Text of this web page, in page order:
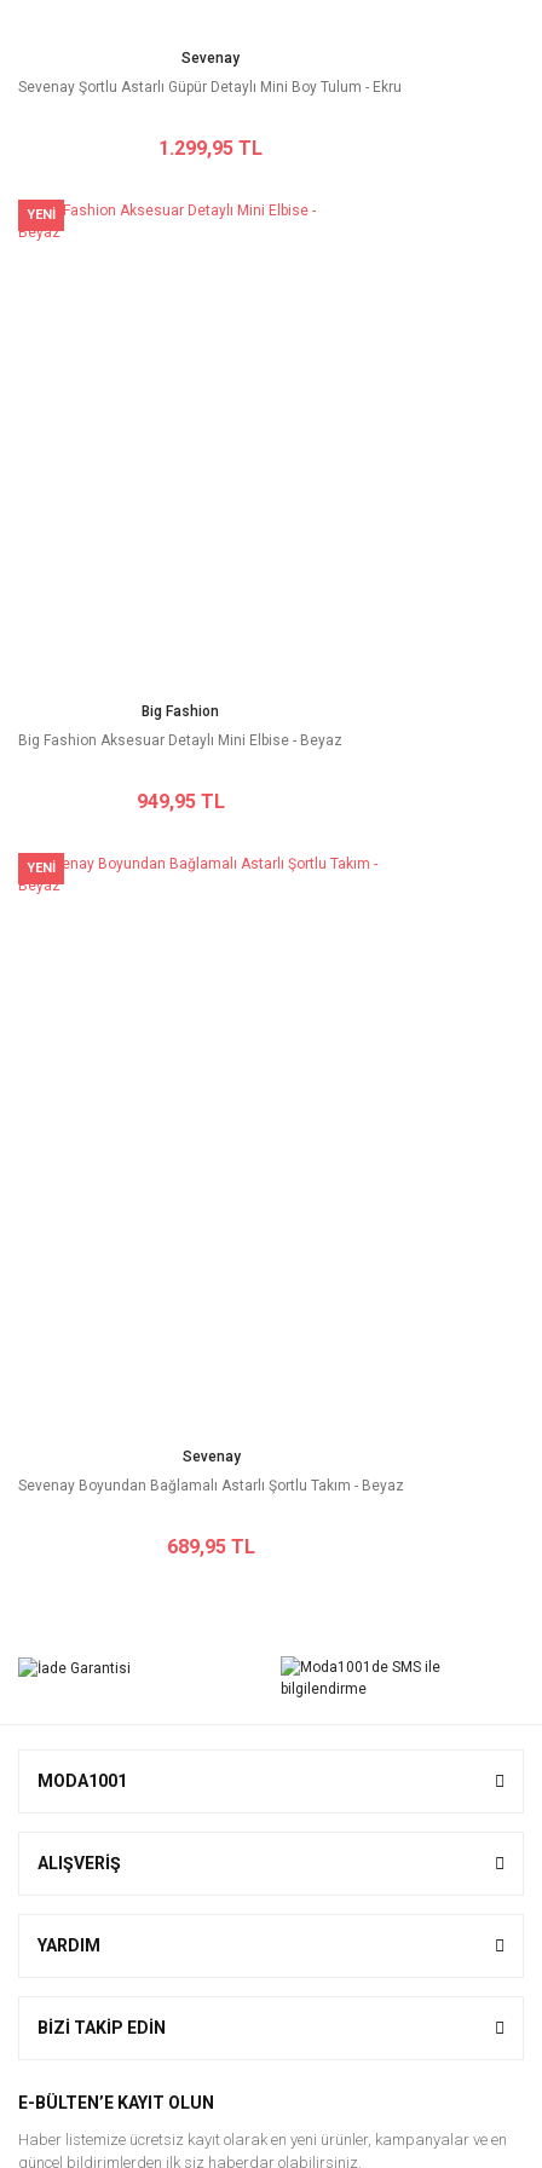
Sevenay
Sevenay Şortlu Astarlı Güpür Detaylı Mini Boy Tulum - Ekru
1.299,95 TL
YENİ
Big Fashion
Big Fashion Aksesuar Detaylı Mini Elbise - Beyaz
949,95 TL
YENİ
Sevenay
Sevenay Boyundan Bağlamalı Astarlı Şortlu Takım - Beyaz
689,95 TL
MODA1001
ALIŞVERİŞ
YARDIM
BİZİ TAKİP EDİN
E-BÜLTEN’E KAYIT OLUN
Haber listemize ücretsiz kayıt olarak en yeni ürünler, kampanyalar ve en
güncel bildirimlerden ilk siz haberdar olabilirsiniz.